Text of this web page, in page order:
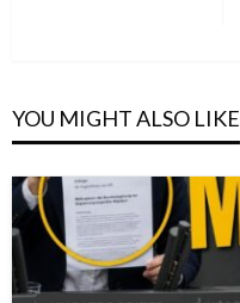
YOU MIGHT ALSO LIKE